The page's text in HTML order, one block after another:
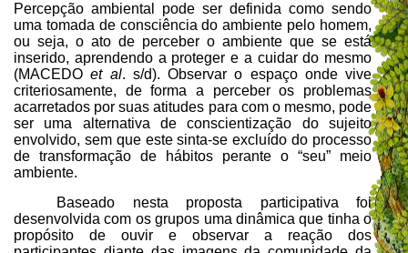
Percepção ambiental pode ser definida como sendo
uma tomada de consciência do ambiente pelo homem,
ou seja, o ato de perceber o ambiente que se está
inserido, aprendendo a proteger e a cuidar do mesmo
(MACEDOet al. s/d). Observar o espaço onde vive
criteriosamente, de forma a perceber os problemas
acarretados por suas atitudes para com o mesmo, pode
ser uma alternativa de conscientização do sujeito
envolvido, sem que este sinta-se excluído do processo
de transformação de hábitos perante o “seu” meio
ambiente.
Baseado nesta proposta participativa foi
desenvolvida com os grupos uma dinâmica que tinha o
propósito de ouvir e observar a reação dos